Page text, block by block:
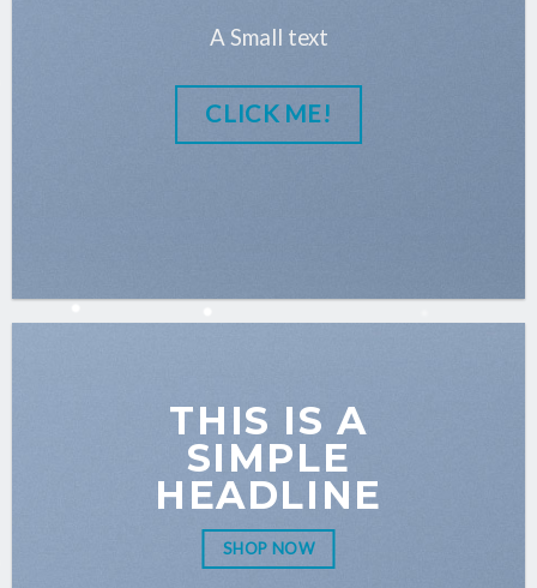
A Small text
CLICK ME!
THIS IS A
SIMPLE
HEADLINE
SHOP NOW